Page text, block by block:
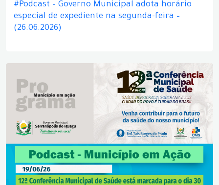
#Podcast – Governo Municipal adota horário
especial de expediente na segunda-feira –
(26.06.2026)